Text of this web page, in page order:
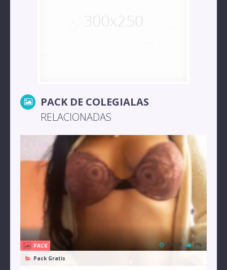
PACK DE COLEGIALAS
RELACIONADAS
PACK
Pack Gratis
80 MB 0%